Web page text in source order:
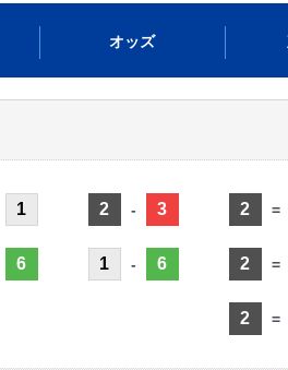
オッズ
1
6
2 - 3
1 - 6
2 =
2 =
2 =